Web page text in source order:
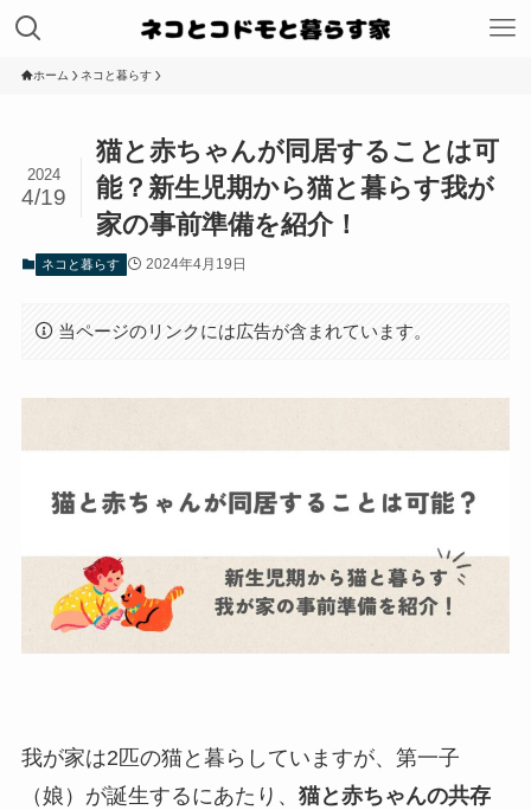
ホーム ネコと暮らす
猫と赤ちゃんが同居することは可
能？新生児期から猫と暮らす我が
家の事前準備を紹介！
2024
4/19
ネコと暮らす 2024年4月19日
当ページのリンクには広告が含まれています。
我が家は2匹の猫と暮らしていますが、第一子
（娘）が誕生するにあたり、 猫と赤ちゃんの共存